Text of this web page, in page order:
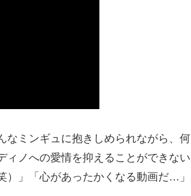
なミンギュに抱きしめられながら、何
ィノへの愛情を抑えることができない
）」「心があったかくなる動画だ…」